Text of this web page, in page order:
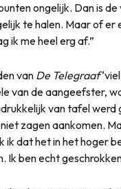
ongelijk. Dan is
te halen. Maar of er
ik me heel erg af.”
van De Telegraaf
van de aangeefster,
van tafel
zagen aankomen.
ik dat het in het hoger
Ik ben echt